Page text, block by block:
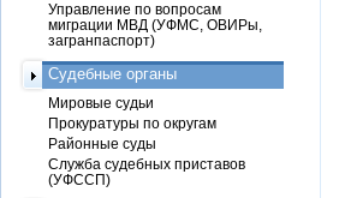
Управление по вопросам
миграции МВД (УФМС, ОВИРы,
загранпаспорт)
Судебные органы
Мировые судьи
Прокуратуры по округам
Районные суды
Служба судебных приставов
(УФССП)